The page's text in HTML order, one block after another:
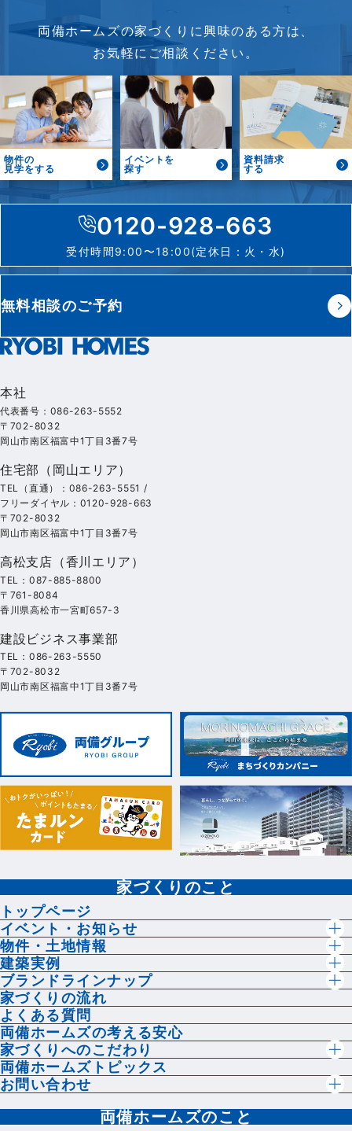
両備ホームズの家づくりに興味のある方は、
お気軽にご相談ください。
物件の
見学をする
イベントを
探す
資料請求
する
0120-928-663
受付時間9:00〜18:00(定休日：火・水)
無料相談のご予約
本社
代表番号：086-263-5552
〒702-8032
岡山市南区福富中1丁目3番7号
住宅部（岡山エリア）
TEL（直通）：086-263-5551 /
フリーダイヤル：0120-928-663
〒702-8032
岡山市南区福富中1丁目3番7号
高松支店（香川エリア）
TEL：087-885-8800
〒761-8084
香川県高松市一宮町657-3
建設ビジネス事業部
TEL：086-263-5550
〒702-8032
岡山市南区福富中1丁目3番7号
家づくりのこと
トップページ
イベント・お知らせ
物件・土地情報
建築実例
ブランドラインナップ
家づくりの流れ
よくある質問
両備ホームズの考える安心
家づくりへのこだわり
両備ホームズトピックス
お問い合わせ
両備ホームズのこと